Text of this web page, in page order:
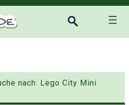
☰
nach: Lego City Mini